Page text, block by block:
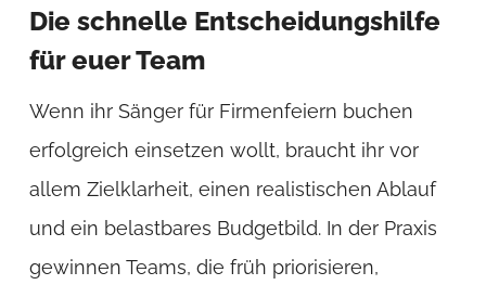
Die schnelle Entscheidungshilfe
für euer Team
Wenn ihr Sänger für Firmenfeiern buchen
erfolgreich einsetzen wollt, braucht ihr vor
allem Zielklarheit, einen realistischen Ablauf
und ein belastbares Budgetbild. In der Praxis
gewinnen Teams, die früh priorisieren,